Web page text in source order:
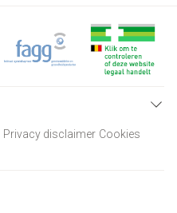
Privacy disclaimer Cookies